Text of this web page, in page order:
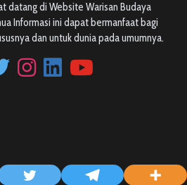
datang di Website Warisan Budaya
Informasi ini dapat bermanfaat bagi
dan untuk dunia pada umumnya.